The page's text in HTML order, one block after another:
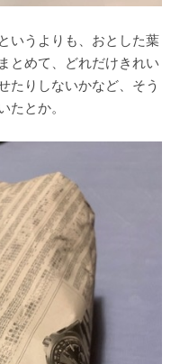
いうよりも、おとした葉
とめて、どれだけきれい
たりしないかなど、そう
たとか。